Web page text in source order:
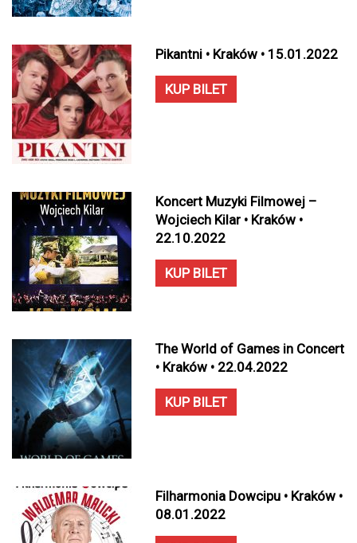
Pikantni • Kraków • 15.01.2022
KUP BILET
Koncert Muzyki Filmowej –
Wojciech Kilar • Kraków •
22.10.2022
KUP BILET
The World of Games in Concert
• Kraków • 22.04.2022
KUP BILET
Filharmonia Dowcipu • Kraków •
08.01.2022